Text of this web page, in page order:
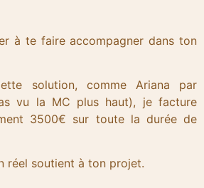
à te faire accompagner dans ton
solution, comme Ariana par
vu la MC plus haut), je facture
3500€ sur toute la durée de
réel soutient à ton projet.